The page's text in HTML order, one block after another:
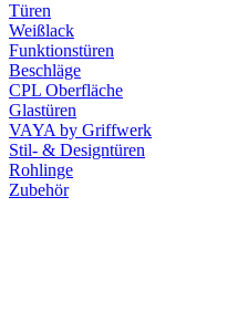
Türen
Weißlack
Funktionstüren
Beschläge
CPL Oberfläche
Glastüren
VAYA by Griffwerk
Stil- & Designtüren
Rohlinge
Zubehör